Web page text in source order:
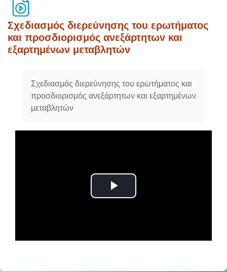
Σχεδιασμός διερεύνησης του ερωτήματος
και προσδιορισμός ανεξάρτητων και
εξαρτημένων μεταβλητών
Σχεδιασμός διερεύνησης του ερωτήματος και
προσδιορισμός ανεξάρτητων και εξαρτημένων
μεταβλητών
Αναπαραγωγή